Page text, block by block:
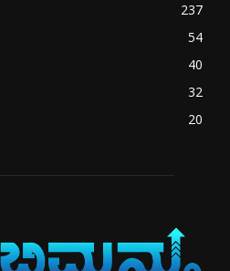
237
54
40
32
20